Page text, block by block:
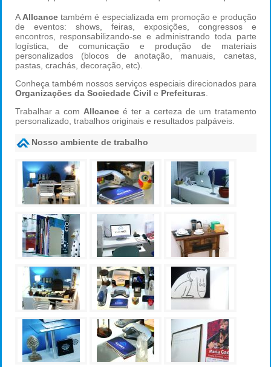
A Allcancetambém é especializada em promoção e produção
de eventos: shows, feiras, exposições, congressos e
encontros, responsabilizando-se e administrando toda parte
logística, de comunicação e produção de materiais
personalizados (blocos de anotação, manuais, canetas,
pastas, crachás, decoração, etc).
Conheça também nossos serviços especiais direcionados para
Organizações da Sociedade Civil e Prefeituras
Trabalhar a com Allcance é ter a certeza de um tratamento
personalizado, trabalhos originais e resultados palpáveis.
Nosso ambiente de trabalho